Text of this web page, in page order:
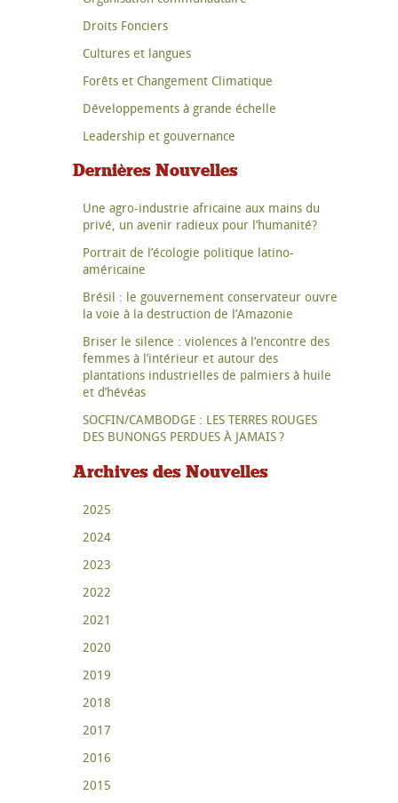
Droits Fonciers
Cultures et langues
Forêts et Changement Climatique
Développements à grande échelle
Leadership et gouvernance
Dernières Nouvelles
Une agro-industrie africaine aux mains du
privé, un avenir radieux pour l’humanité?
Portrait de l’écologie politique latino-
américaine
Brésil : le gouvernement conservateur ouvre
la voie à la destruction de l’Amazonie
Briser le silence : violences à l’encontre des
femmes à l’intérieur et autour des
plantations industrielles de palmiers à huile
et d’hévéas
SOCFIN/CAMBODGE : LES TERRES ROUGES
DES BUNONGS PERDUES À JAMAIS ?
Archives des Nouvelles
2025
2024
2023
2022
2021
2020
2019
2018
2017
2016
2015